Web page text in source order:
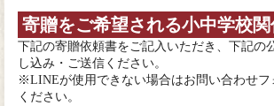
寄贈をご希望される小中学校
下記の寄贈依頼書をご記入いただき、下記の
し込み・ご送信ください。
※LINEが使用できない場合はお問い合わせフ
ください。